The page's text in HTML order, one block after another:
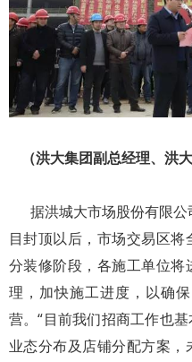
（洪大集团副总经理、洪
据洪城大市场股份有限公
目封顶以后，市场交易区
分装修阶段，各施工单位
理，加快施工进度，以确
营。“目前我们招商工作也
业态分布及店铺分配方案